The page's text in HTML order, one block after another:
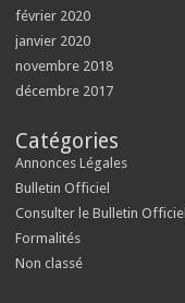
février 2020
janvier 2020
novembre 2018
décembre 2017
Catégories
Annonces Légales
Bulletin Officiel
Consulter le Bulletin Officiel
Formalités
Non classé